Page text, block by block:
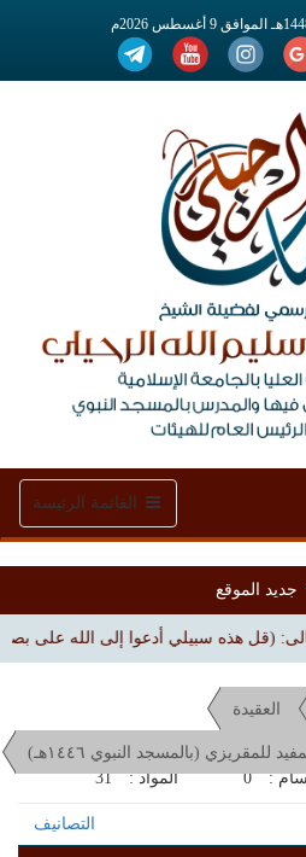
Toggle
navigation
القائمة الرئيسة
جديد الموقع
(قل هذه سبيلي أدعوا إلى الله على بصيرة) |
العقيدة
للمقريزي (بالمسجد النبوي ١٤٤٦هـ)
:
0 المواد : 31
التصانيف